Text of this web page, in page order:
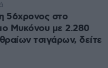
56χρονος στο
Μυκόνου με 2.280
τσιγάρων, δείτε